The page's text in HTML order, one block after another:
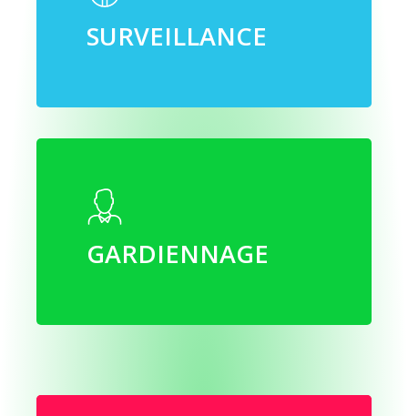
SURVEILLANCE
GARDIENNAGE